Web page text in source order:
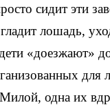
сидит эти
лошадь,
«доезжают»
одна их